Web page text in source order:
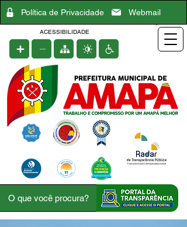
Política de Privacidade Webmail
ACESSIBILIDADE